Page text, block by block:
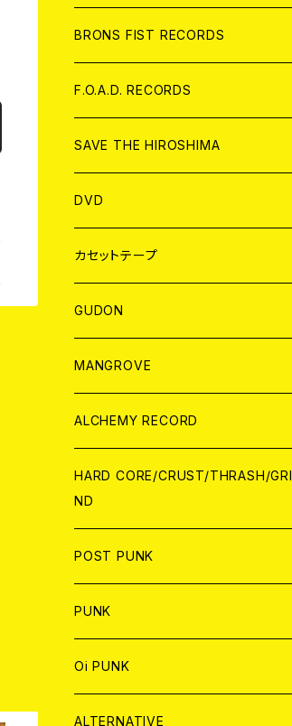
アパレル
ANALOG
BRONS FIST RECORDS
CD
ANALOG
F.O.A.D. RECORDS
CD
ANALOG
SAVE THE HIROSHIMA
アパレル
BADGE
DVD
JAPAN
WORLD
カセットテープ
JAPAN
WORLD
GUDON
アパレル
PATCH
アナログ
DIGITAL CONTENTS
MANGROVE
ALCHEMY RECORD
CD
ANALOG
HARD CORE/CRUST/THRASH/GRI
ND
JAPAN
CD
ANALOG
WORLD
CD
ANALOG
POST PUNK
CD
JAPAN
WORLD
ANALOG
JAPAN
PUNK
JAPAN
CD
WORLD
Oi PUNK
JAPAN
ALTERNATIVE